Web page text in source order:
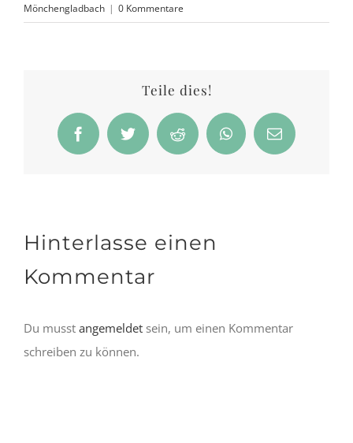
Mönchengladbach | 0 Kommentare
Teile dies!
FacebookTwitter Reddit WhatsApp
E-
Mail
Hinterlasse einen
Kommentar
Du musst angemeldet sein, um einen Kommentar
schreiben zu können.